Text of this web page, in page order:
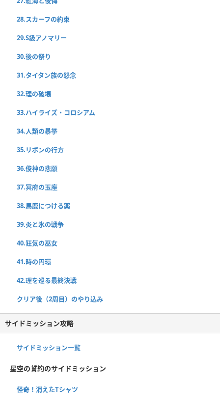
28.スカーフの約束
29.S級アノマリー
30.後の祭り
31.タイタン族の怨念
32.理の破壊
33.ハイライズ・コロシアム
34.人類の暴挙
35.リボンの行方
36.俊神の悲願
37.冥府の玉座
38.馬鹿につける薬
39.炎と氷の戦争
40.狂気の巫女
41.時の円環
42.理を巡る最終決戦
クリア後（2周目）のやり込み
サイドミッション攻略
サイドミッション一覧
星空の誓約のサイドミッション
怪奇！消えたTシャツ